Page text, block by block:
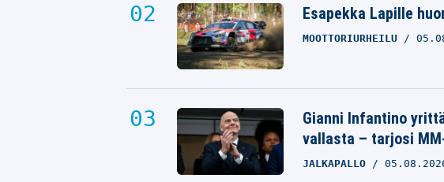
Esapekka Lapille
MOOTTORIURHEILU
Gianni Infantino
vallasta – tarjosi
JALKAPALLO